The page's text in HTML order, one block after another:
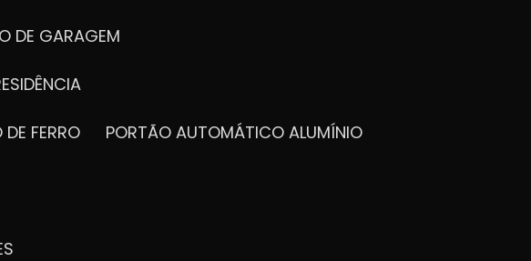
DE GARAGEM
FERRO PORTÃO AUTOMÁTICO ALUMÍNIO